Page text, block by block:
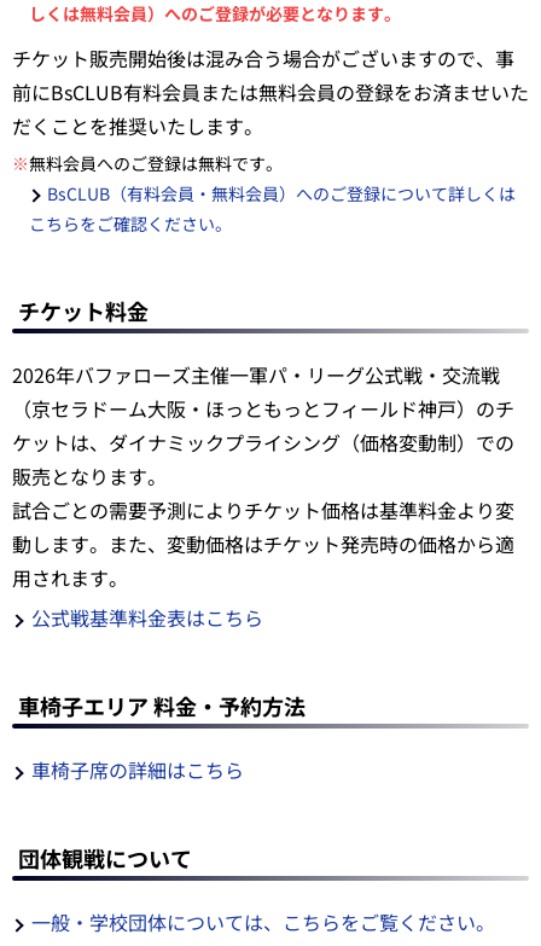
しくは無料会員）へのご登録が必要となります。
チケット販売開始後は混み合う場合がございますので、事
前にBsCLUB有料会員または無料会員の登録をお済ませいた
だくことを推奨いたします。
※無料会員へのご登録は無料です。
BsCLUB（有料会員・無料会員）へのご登録について詳しくは
こちらをご確認ください。
チケット料金
2026年バファローズ主催一軍パ・リーグ公式戦・交流戦
（京セラドーム大阪・ほっともっとフィールド神戸）のチ
ケットは、ダイナミックプライシング（価格変動制）での
販売となります。
試合ごとの需要予測によりチケット価格は基準料金より変
動します。また、変動価格はチケット発売時の価格から適
用されます。
公式戦基準料金表はこちら
車椅子エリア 料金・予約方法
車椅子席の詳細はこちら
団体観戦について
一般・学校団体については、こちらをご覧ください。